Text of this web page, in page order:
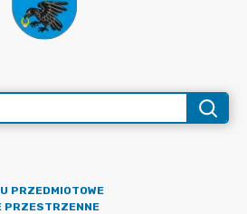
PRZEDMIOTOWE
PRZESTRZENNE